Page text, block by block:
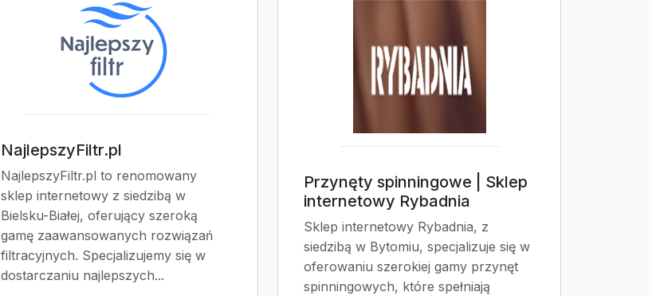
NajlepszyFiltr.pl
NajlepszyFiltr.pl to renomowany
sklep internetowy z siedzibą w
Bielsku-Białej, oferujący szeroką
gamę zaawansowanych rozwiązań
filtracyjnych. Specjalizujemy się w
dostarczaniu najlepszych...
Przynęty spinningowe | Sklep
internetowy Rybadnia
Sklep internetowy Rybadnia, z
siedzibą w Bytomiu, specjalizuje się w
oferowaniu szerokiej gamy przynęt
spinningowych, które spełniają